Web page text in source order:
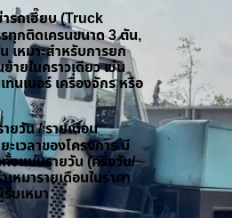
ารถเฮี๊ยบ (Truck
ทุกติดเครนขนาด 3 ตัน,
เหมาะสำหรับการยก
ยในคราวเดียว เช่น
นเนอร์ เครื่องจักร หรือ
ยวัน / รายเดือน
เวลาของโครงการ มี
ทั้งแบบรายวัน (ครึ่งวัน/
เหมารายเดือนในราคา
บเหมา